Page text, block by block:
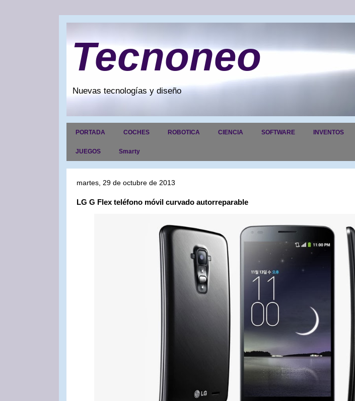
Tecnoneo
Nuevas tecnologías y diseño
PORTADA COCHES ROBOTICA CIENCIA SOFTWARE INVENTOS
JUEGOS Smarty
martes, 29 de octubre de 2013
LG G Flex teléfono móvil curvado autorreparable